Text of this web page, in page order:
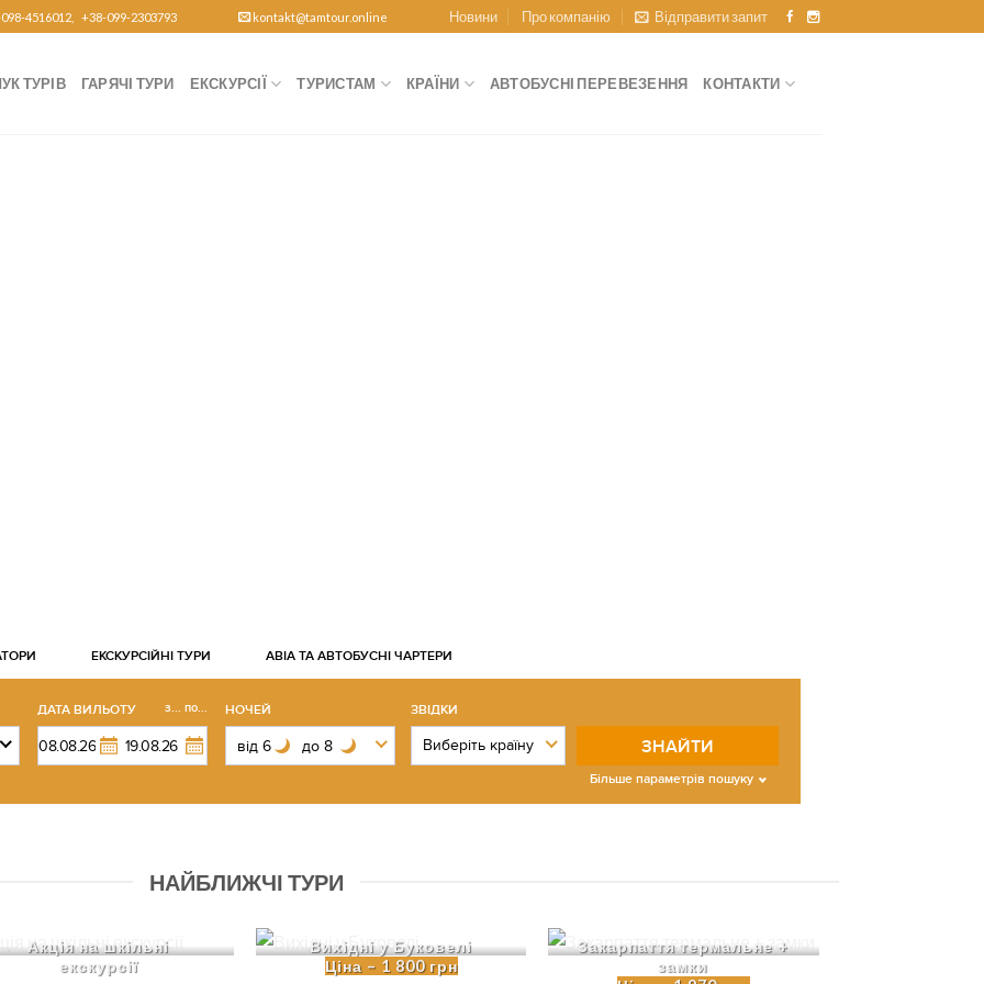
4516012, +38-099-2303793 kontakt@tamtour.online Новини Про компанію Відправити запит
ТУРІВ ГАРЯЧІ ТУРИ ЕКСКУРСІЇ ТУРИСТАМ КРАЇНИ АВТОБУСНІ ПЕРЕВЕЗЕННЯ КОНТАКТИ
EКСКУРСІЙНІ ТУРИ АВІА ТА АВТОБУСНІ ЧАРТЕРИ
ДАТА ВИЛЬОТУ з... по... НОЧЕЙ ЗВІДКИ
ЗНАЙТИ
Більше параметрів пошуку
НАЙБЛИЖЧІ ТУРИ
Акція на шкільні
екскурсії
Вихідні у Буковелі
Ціна – 1 800 грн
Закарпаття термальне +
замки